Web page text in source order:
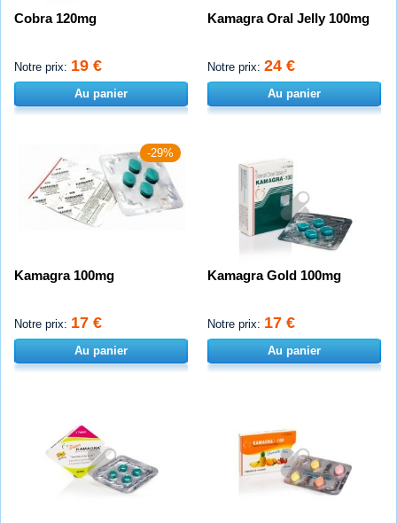
Cobra 120mg
Notre prix: 19 €
Au panier
Kamagra Oral Jelly 100mg
Notre prix: 24 €
Au panier
-29%
Kamagra 100mg
Notre prix: 17 €
Au panier
Kamagra Gold 100mg
Notre prix: 17 €
Au panier